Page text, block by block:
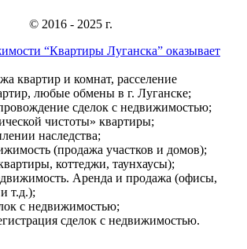
© 2016 - 2025 г.
“Квартиры Луганска” оказывает
квартир и комнат, расселение
любые обмены в г. Луганске;
сделок с недвижимостью;
чистоты» квартиры;
наследства;
(продажа участков и домов);
коттеджи, таунхаусы);
Аренда и продажа (офисы,
т.д.);
с недвижимостью;
сделок с недвижимостью.